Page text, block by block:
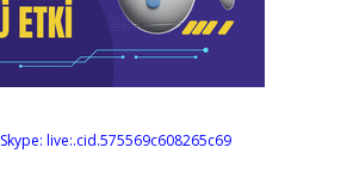
Skype: live:.cid.575569c608265c69